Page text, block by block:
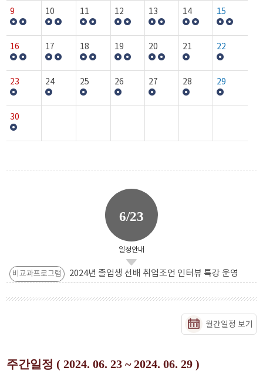
9 10 11 12 13 14 15
16 17 18 19 20 21 22
23 24 25 26 27 28 29
30
6/23
일정안내
비교과프로그램 2024년 졸업생 선배 취업조언 인터뷰 특강 운영
월간일정 보기
주간일정 ( 2024. 06. 23 ~ 2024. 06. 29 )